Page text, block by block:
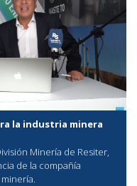
la industria minera
Minería de Resiter,
de la compañía